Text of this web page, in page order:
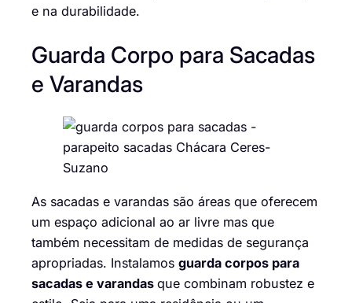
e na durabilidade.
Guarda Corpo para Sacadas
e Varandas
As sacadas e varandas são áreas que oferecem
um espaço adicional ao ar livre mas que
também necessitam de medidas de segurança
apropriadas. Instalamos guarda corpos para
sacadas e varandas que combinam robustez e